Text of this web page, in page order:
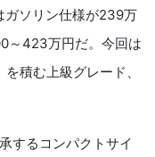
ソリン仕様が239万
423万円だ。今回は
積む上級グレード、
するコンパクトサイ